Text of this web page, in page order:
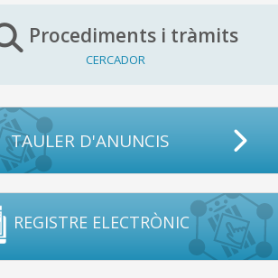
Procediments i tràmits
CERCADOR
TAULER D'ANUNCIS
REGISTRE ELECTRÒNIC